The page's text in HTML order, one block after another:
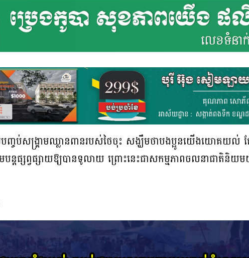
យបញ្ចប់សង្គ្រាមឈ្លានពានរបស់ថៃចុះ សង្ឃឹមថាបងប្អូនយើងយោគ
បន្តផ្សព្វផ្សាយឱ្យបានទូលាយ ព្រោះនេះជាសកម្មភាពចលនាជាតិនិយ